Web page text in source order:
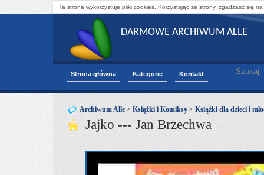
Ta strona wykorzystuje pliki cookies. Korzystając ze strony, zgadzasz się
DARMOWE ARCHIWUM ALLE
Strona główna Kategorie Kontakt Szukaj:
Archiwum Alle > Książki i Komiksy > Książki dla dzieci i
Jajko --- Jan Brzechwa